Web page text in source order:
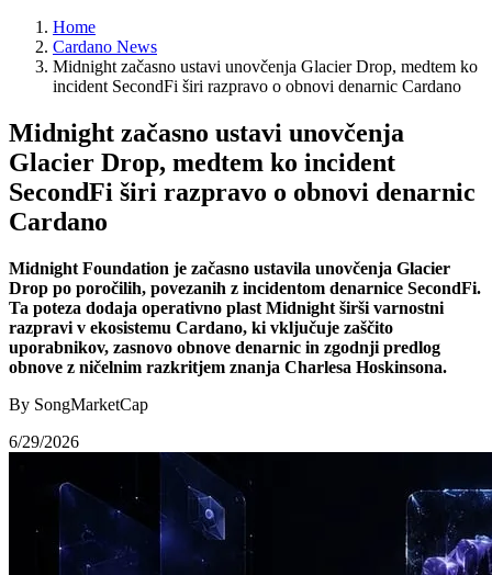
Home
Cardano News
Midnight začasno ustavi unovčenja Glacier Drop, medtem ko
incident SecondFi širi razpravo o obnovi denarnic Cardano
Midnight začasno ustavi unovčenja
Glacier Drop, medtem ko incident
SecondFi širi razpravo o obnovi denarnic
Cardano
Midnight Foundation je začasno ustavila unovčenja Glacier
Drop po poročilih, povezanih z incidentom denarnice SecondFi.
Ta poteza dodaja operativno plast Midnight širši varnostni
razpravi v ekosistemu Cardano, ki vključuje zaščito
uporabnikov, zasnovo obnove denarnic in zgodnji predlog
obnove z ničelnim razkritjem znanja Charlesa Hoskinsona.
By SongMarketCap
6/29/2026